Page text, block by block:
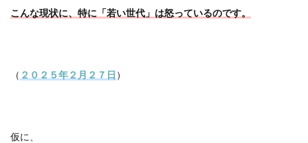
こんな現状に、特に「若い世代」は怒っているのです。
（ ２０２５年２月２７日 ）
仮に、